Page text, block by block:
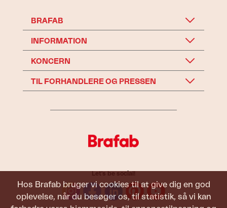
Hos Brafab bruger vi cookies til at give dig en god
oplevelse, når du besøger os, til statistik, så vi kan
BRAFAB
INFORMATION
KONCERN
TIL FORHANDLERE OG PRESSEN
Let's be social!